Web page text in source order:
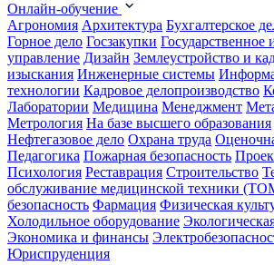
Онлайн-обучение
Агрономия Архитектура Бухгалтерское
Горное дело Госзакупки
управление Дизайн Землеустройство и
изыскания Инженерные системы
технологии Кадровое делопроизводство
Лаборатории Медицина Менеджмент
Метрология На базе высшего образования
Нефтегазовое дело Охрана труда
Педагогика Пожарная безопасность
Психология Реставрация Строительство
обслуживание медицинской техники
безопасность Фармация Физическая
Холодильное оборудование
Экономика и финансы
Юриспруденция